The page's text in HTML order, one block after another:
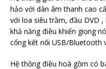
hảo với dàn âm thanh cao
với loa siêu trầm, đầu DVD
khả năng điều khiển giọng
cổng kết nối USB/Bluetooth
Hệ thồng điều hoà gồm có